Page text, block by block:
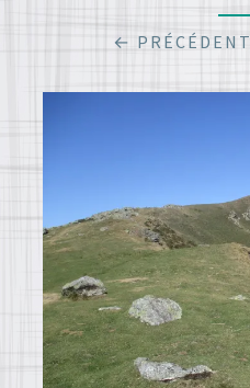
← PRÉCÉDENT